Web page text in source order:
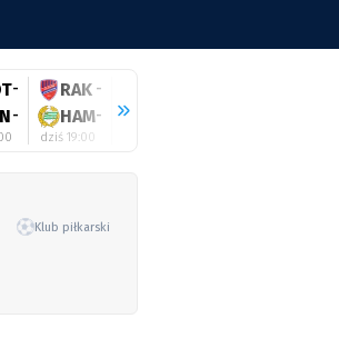
-
-
RAK -
HAM-
dziś 19:00
Klub piłkarski